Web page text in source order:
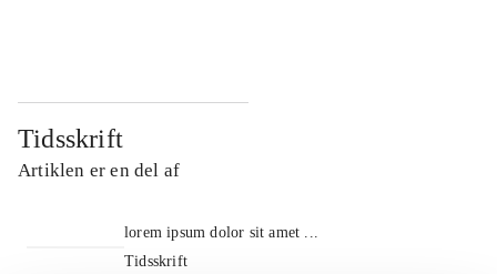
Tidsskrift
Artiklen er en del af
lorem ipsum dolor sit amet ...
Tidsskrift